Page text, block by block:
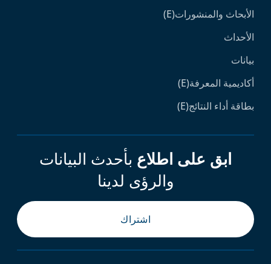
الأبحاث والمنشورات(E)
الأحداث
بيانات
أكاديمية المعرفة(E)
بطاقة أداء النتائج(E)
ابق على اطلاع بأحدث البيانات
والرؤى لدينا
اشتراك